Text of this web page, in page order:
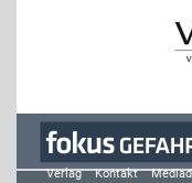
Verlag Kontakt